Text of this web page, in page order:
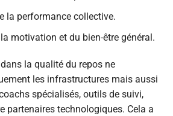
la performance collective.
motivation et du bien-être général.
la qualité du repos ne
les infrastructures mais aussi
spécialisés, outils de suivi,
partenaires technologiques. Cela a